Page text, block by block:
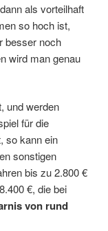
als vorteilhaft
so hoch ist,
besser noch
wird man genau
und werden
für die
so kann ein
sonstigen
bis zu 2.800 €
€, die bei
von rund